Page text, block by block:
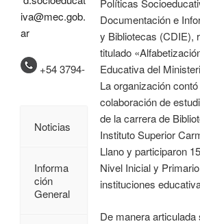
Políticas
Documentación e
y Bibliotecas (CDIE),
titulado
Educativa del
La organización
colaboración de
de la carrera de
Instituto Superior
Llano y participaron
Nivel Inicial y
instituciones
De manera
iva@mec.gob.
ar
+54 3794-
Noticias
Informa
ción
General